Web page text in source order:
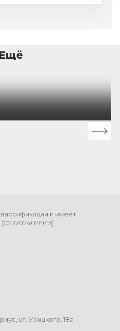
Ещё
и имеет
С232024021945)
ул. Урицкого, 18а